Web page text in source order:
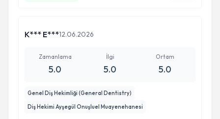
K*** E***12.06.2026
Zamanlama
5.0
İlgi
5.0
Ortam
5.0
Genel Diş Hekimliği (General Dentistry)
Diş Hekimi Ayşegül Onuşluel Muayenehanesi